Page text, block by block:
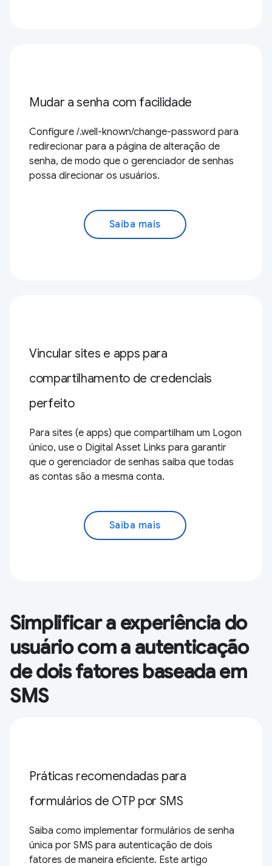
Mudar a senha com facilidade
Configure /.well-known/change-password para
redirecionar para a página de alteração de
senha, de modo que o gerenciador de senhas
possa direcionar os usuários.
Saiba mais
Vincular sites e apps para
compartilhamento de credenciais
perfeito
Para sites (e apps) que compartilham um Logon
único, use o Digital Asset Links para garantir
que o gerenciador de senhas saiba que todas
as contas são a mesma conta.
Saiba mais
Simplificar a experiência do
usuário com a autenticação
de dois fatores baseada em
SMS
Práticas recomendadas para
formulários de OTP por SMS
Saiba como implementar formulários de senha
única por SMS para autenticação de dois
fatores de maneira eficiente. Este artigo